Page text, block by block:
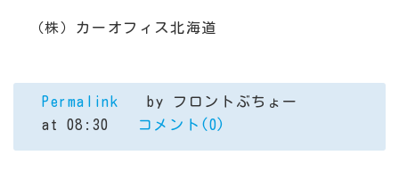
（株）カーオフィス北海道
Permalink
by フロントぶちょー
at 08:30
コメント(0)